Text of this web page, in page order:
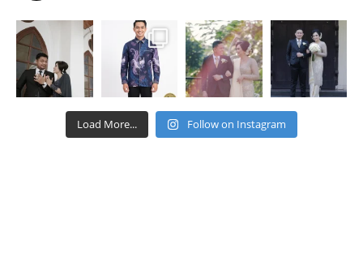
Load More... Follow on Instagram